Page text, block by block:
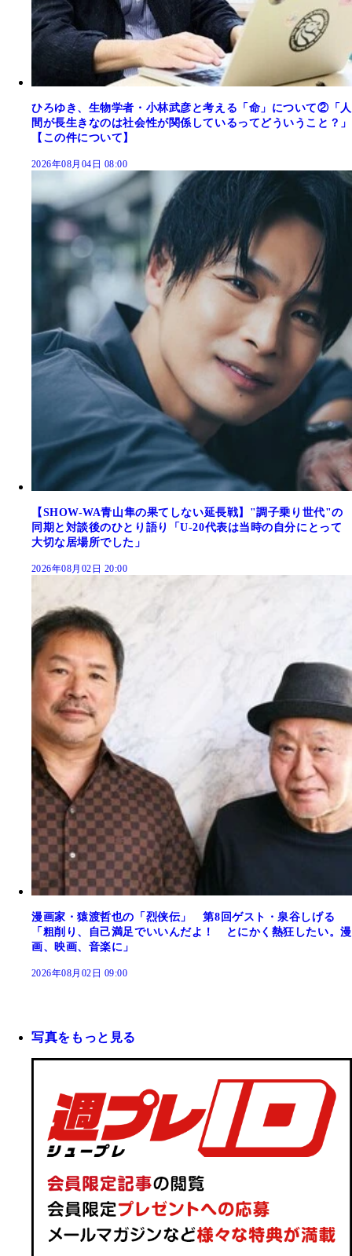
ひろゆき、生物学者・小林武彦と考える「命」について②「人
間が長生きなのは社会性が関係しているってどういうこと？」
【この件について】
2026年08月04日 08:00
【SHOW-WA青山隼の果てしない延長戦】"調子乗り世代"の
同期と対談後のひとり語り「U-20代表は当時の自分にとって
大切な居場所でした」
2026年08月02日 20:00
漫画家・猿渡哲也の「烈侠伝」 第8回ゲスト・泉谷しげる
「粗削り、自己満足でいいんだよ！ とにかく熱狂したい。漫
画、映画、音楽に」
2026年08月02日 09:00
写真をもっと見る